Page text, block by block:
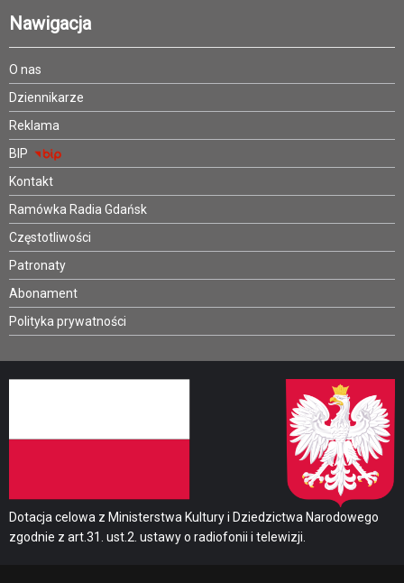
Nawigacja
O nas
Dziennikarze
Reklama
BIP
Kontakt
Ramówka Radia Gdańsk
Częstotliwości
Patronaty
Abonament
Polityka prywatności
Dotacja celowa z Ministerstwa Kultury i Dziedzictwa Narodowego
zgodnie z art.31. ust.2. ustawy o radiofonii i telewizji.